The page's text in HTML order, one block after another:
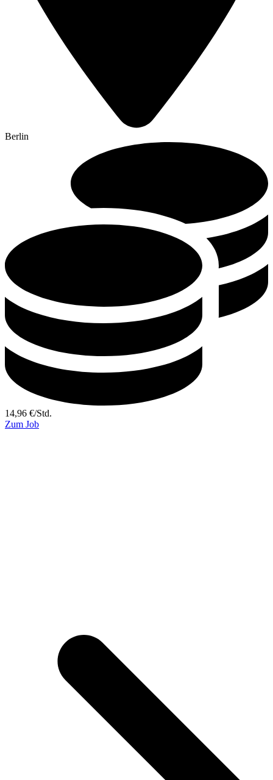
Berlin
14,96 €/Std.
Zum Job